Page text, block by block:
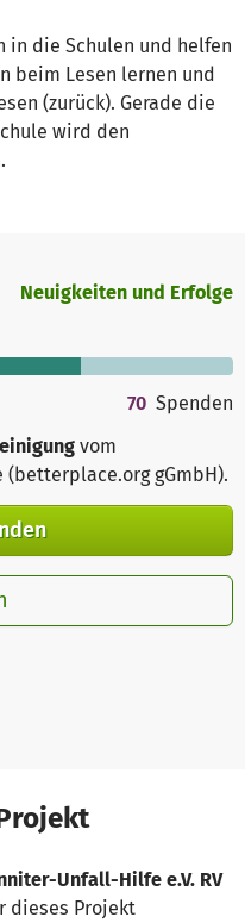
in die Schulen und helfen
beim Lesen lernen und
(zurück). Gerade die
wird den
Neuigkeiten und Erfolge
70 Spenden
vom
(betterplace.org gGmbH).
Unfall-Hilfe e.V. RV
dieses Projekt